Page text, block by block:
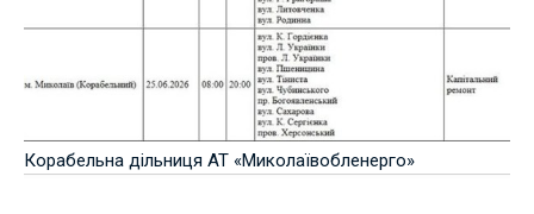
Корабельна дільниця АТ «Миколаївобленерго»